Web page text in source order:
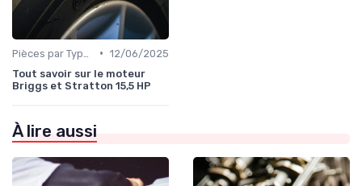
• 12/06/2025
Tout savoir sur le moteur
Briggs et Stratton 15,5 HP
À lire aussi